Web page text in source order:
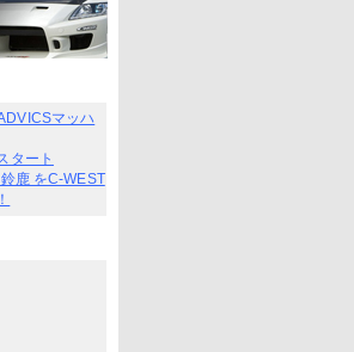
マッハ
タート
鹿 をC-WEST